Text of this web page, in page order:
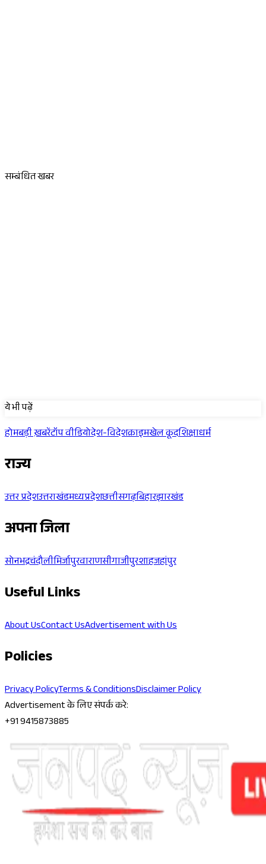
Sponsored
सम्बंधित खबर
ये भी पढ़ें
होमबड़ी ख़बरेंटॉप वीडियोदेश-विदेशक्राइमखेल कूदशिक्षाधर्म
राज्य
उत्तर प्रदेशउत्तराखंडमध्यप्रदेशछत्तीसगढ़बिहारझारखंड
अपना जिला
सोनभद्रचंदौलीमिर्जापुरवाराणसीगाजीपुरशाहजहांपुर
Useful Links
About UsContact UsAdvertisement with Us
Policies
Privacy PolicyTerms & ConditionsDisclaimer Policy
Advertisement के लिए संपर्क करे:
+91 9415873885